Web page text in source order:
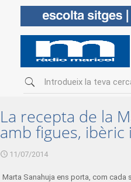
La recepta de la
amb figues, ibèric
11/07/2014
Marta Sanahuja ens porta, com cada